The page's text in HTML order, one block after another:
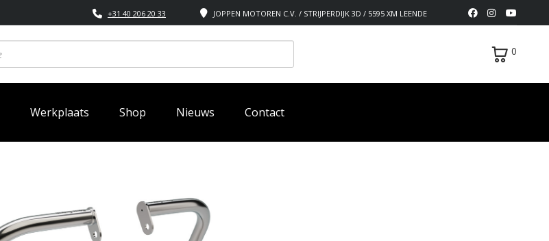
JOPPEN MOTOREN C.V. / STRIJPERDIJK 3D / 5595 XM LEENDE
+31 40 206 20 33
0
Werkplaats Shop Nieuws Contact